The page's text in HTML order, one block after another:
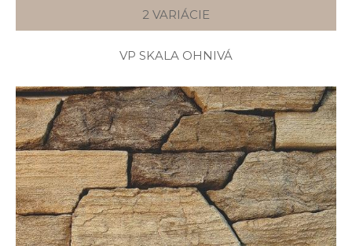
2 VARIÁCIE
VP SKALA OHNIVÁ